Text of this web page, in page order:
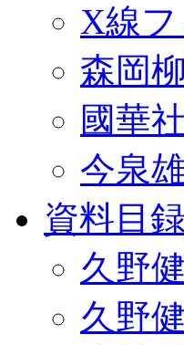
X線
森岡
國華
今泉
資料目録
久野
久野